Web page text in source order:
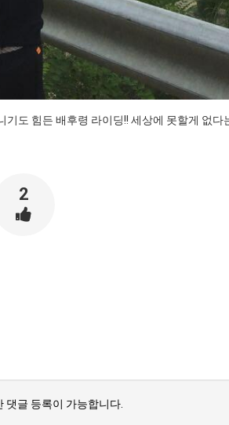
도 힘든 배후령 라이딩!! 세상에 못할게 없다
2
댓글 등록이 가능합니다.